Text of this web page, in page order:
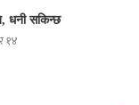
धनी सकिन्छ
१४